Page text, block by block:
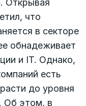
Открывая
что
в секторе
обнадеживает
и IT. Однако,
есть
до уровня
Об этом, в